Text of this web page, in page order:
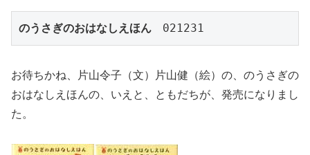
のうさぎのおはなしえほん 021231
お待ちかね、片山令子（文）片山健（絵）の、のうさぎの
おはなしえほんの、いえと、ともだちが、発売になりまし
た。